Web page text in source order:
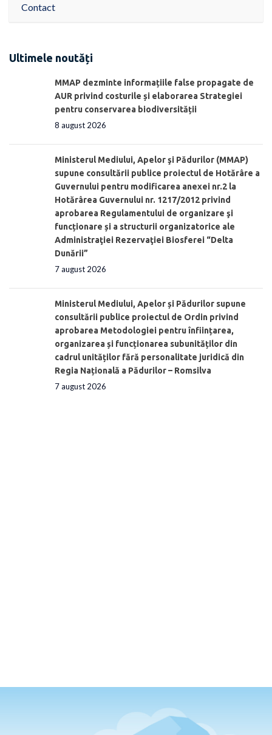
Contact
Ultimele noutăți
MMAP dezminte informațiile false propagate de
AUR privind costurile și elaborarea Strategiei
pentru conservarea biodiversității
8 august 2026
Ministerul Mediului, Apelor şi Pădurilor (MMAP)
supune consultării publice proiectul de Hotărâre a
Guvernului pentru modificarea anexei nr.2 la
Hotărârea Guvernului nr. 1217/2012 privind
aprobarea Regulamentului de organizare şi
funcționare și a structurii organizatorice ale
Administraţiei Rezervaţiei Biosferei “Delta
Dunării”
7 august 2026
Ministerul Mediului, Apelor și Pădurilor supune
consultării publice proiectul de Ordin privind
aprobarea Metodologiei pentru înființarea,
organizarea și funcționarea subunităților din
cadrul unităților fără personalitate juridică din
Regia Națională a Pădurilor – Romsilva
7 august 2026